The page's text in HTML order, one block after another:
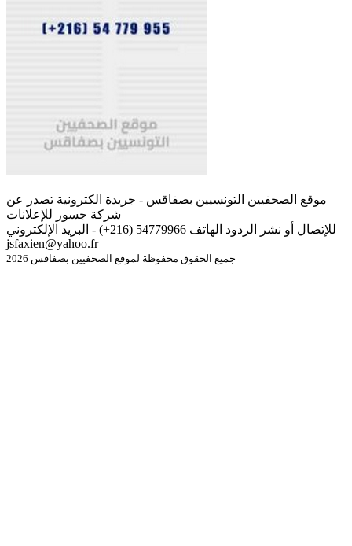
موقع الصحفيين التونسيين بصفاقس - جريدة الكترونية تصدر عن
شركة جسور للإعلانات
للإتصال أو نشر الردود الهاتف 54779966 (216+) - البريد الإلكتروني
jsfaxien@yahoo.fr
جميع الحقوق محفوظة لموقع الصحفيين بصفاقس 2026